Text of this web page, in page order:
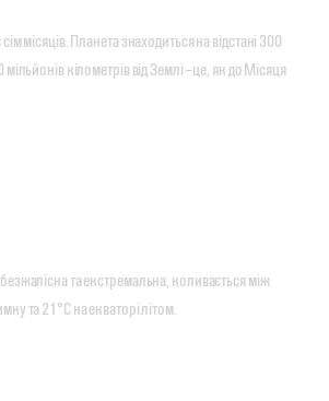
місяців. Планета знаходиться на відстані 300
кілометрів від Землі – це, як до Місяця
та екстремальна, коливається між
та 21°C на екваторі літом.